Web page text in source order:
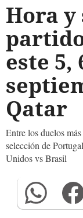
Hora y
este 5,
Qatar
Entre los duelos
selección de
Unidos vs Brasil